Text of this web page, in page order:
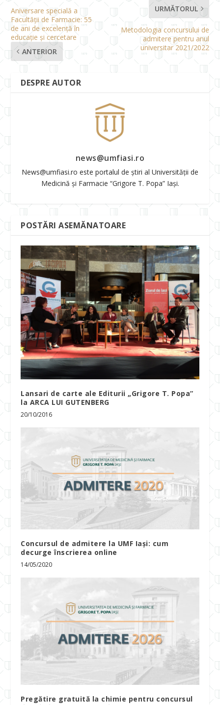
Aniversare specială a
Facultății de Farmacie: 55
de ani de excelență în
educație și cercetare
ANTERIOR
URMĂTORUL
Metodologia concursului de
admitere pentru anul
universitar 2021/2022
DESPRE AUTOR
news@umfiasi.ro
News@umfiasi.ro este portalul de știri al Universității de
Medicină și Farmacie “Grigore T. Popa” Iași.
POSTĂRI ASEMĂNATOARE
Lansari de carte ale Editurii „Grigore T. Popa”
la ARCA LUI GUTENBERG
20/10/2016
Concursul de admitere la UMF Iași: cum
decurge înscrierea online
14/05/2020
Pregătire gratuită la chimie pentru concursul